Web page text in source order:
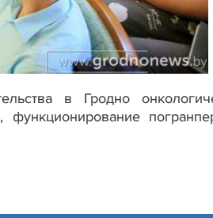
в Гродно